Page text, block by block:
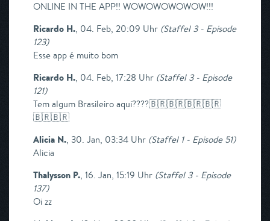
ONLINE IN THE APP!! WOWOWOWOWOW!!!
Ricardo H., 04. Feb, 20:09 Uhr (Staffel 3 - Episode
123)
Esse app é muito bom
Ricardo H., 04. Feb, 17:28 Uhr (Staffel 3 - Episode
121)
Tem algum Brasileiro aqui????🇧🇷🇧🇷🇧🇷🇧🇷
🇧🇷🇧🇷
Alicia N., 30. Jan, 03:34 Uhr (Staffel 1 - Episode 51)
Alicia
Thalysson P., 16. Jan, 15:19 Uhr (Staffel 3 - Episode
137)
Oi zz